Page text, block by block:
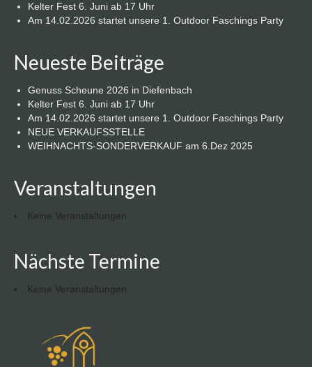
Kelter Fest 6. Juni ab 17 Uhr
Am 14.02.2026 startet unsere 1. Outdoor Faschings Party
Neueste Beiträge
Genuss Scheune 2026 in Diefenbach
Kelter Fest 6. Juni ab 17 Uhr
Am 14.02.2026 startet unsere 1. Outdoor Faschings Party
NEUE VERKAUFSSTELLE
WEIHNACHTS-SONDERVERKAUF am 6.Dez 2025
Veranstaltungen
Keine Veranstaltungen
Nächste Termine
Keine Veranstaltungen